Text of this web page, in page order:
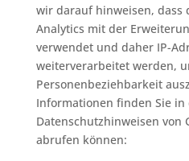
wir darauf hinweisen, dass
Analytics mit der
verwendet und daher IP-
weiterverarbeitet werden,
Personenbeziehbarkeit
Informationen finden Sie in
Datenschutzhinweisen von
abrufen können: